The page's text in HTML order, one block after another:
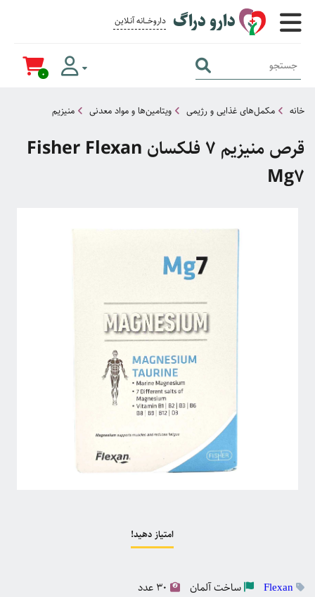
دارو دراگ داروخــــانه آنــلاین برای همــه
0
خانه مکمل‌های غذایی و رژیمی ویتامین‌ها و مواد معدنی منیزیم
قرص منیزیم 7 فلکسان Fisher Flexan
Mg7
امتیاز دهید!
Flexan ساخت آلمان